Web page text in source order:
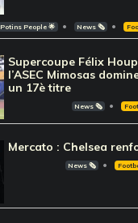
Potins People 🌟 News 🗞️
Supercoupe Félix
l’ASEC Mimosas
un 17è titre
News 🗞️
Mercato : Chelsea
News 🗞️